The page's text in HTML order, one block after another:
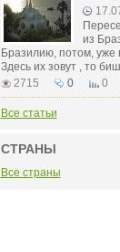
из
Бразилию, потом, уже
Здесь их зовут , то
2715
0 0
Все статьи
СТРАНЫ
Все страны